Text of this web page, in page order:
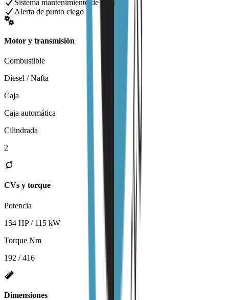
Sistema mantenimiento de carril
Alerta de punto ciego
Motor y transmisión
Combustible
Diesel / Nafta
Caja
Caja automática
Cilindrada
2
CVs y torque
Potencia
154 HP / 115 kW
Torque Nm
192 / 416
Dimensiones